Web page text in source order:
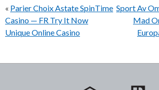
Post
navigation
« Parier Choix Astate SpinTime
Casino — FR Try It Now
Unique Online Casino
Sport Av
Mad